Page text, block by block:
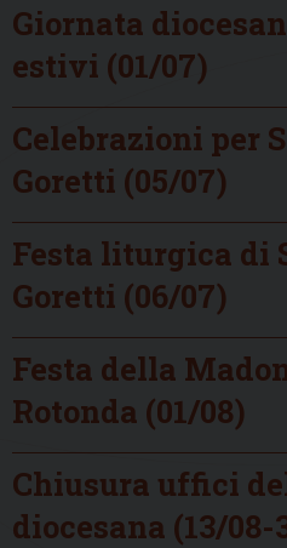
Giornata
estivi (01/07)
Celebrazioni per
Goretti (05/07)
Festa liturgica di
Goretti (06/07)
Festa della
Rotonda (01/08)
Chiusura uffici
diocesana (13/08-